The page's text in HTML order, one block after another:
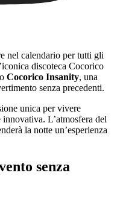
nel calendario per tutti gli
discoteca Cocorico
Cocorico Insanity, una
senza precedenti.
unica per vivere
L’atmosfera del
la notte un’esperienza
senza